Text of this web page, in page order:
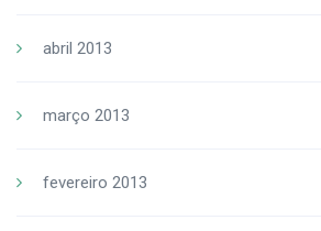
abril 2013
março 2013
fevereiro 2013